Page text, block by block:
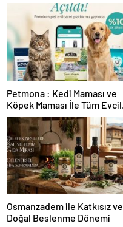
Petmona : Kedi Maması ve
Köpek Maması İle Tüm Evcil
Hayvan Ürünleri
Osmanzadem ile Katkısız ve
Doğal Beslenme Dönemi